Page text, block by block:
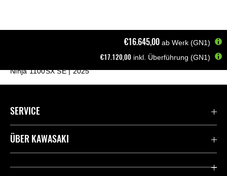
€16.645,00 ab Werk (GN1)
€17.120,00 inkl. Überführung (GN1)
Sport Tourer
Ninja 1100SX SE | 2025
SERVICE
Kontaktiere uns
ÜBER KAWASAKI
Kawasaki Deutschland